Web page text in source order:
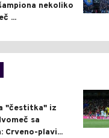
nekoliko
...
"čestitka" iz
sa
Crveno-plavi...